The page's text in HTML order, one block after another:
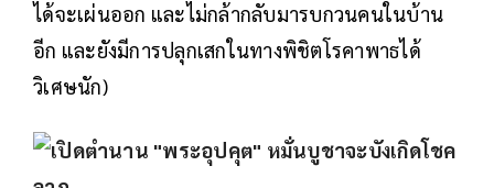
ได้จะเผ่นออก และไม่กล้ากลับมารบกวนคนในบ้าน
อีก และยังมีการปลุกเสกในทางพิชิตโรคาพาธได้
วิเศษนัก)